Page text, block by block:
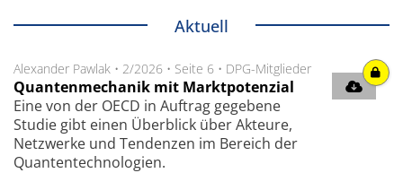
Aktuell
Alexander Pawlak • 2/2026 • Seite 6 • DPG-Mitglieder
Quantenmechanik mit Marktpotenzial
Eine von der OECD in Auftrag gegebene
Studie gibt einen Überblick über Akteure,
Netzwerke und Tendenzen im Bereich der
Quantentechnologien.